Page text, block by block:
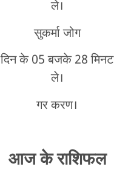
ले।
सुकर्मा जोग
दिन के 05 बजके 28 मिनट
ले।
गर करण।
आज के राशिफल